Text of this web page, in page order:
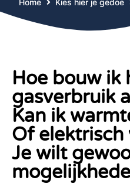
Hoe bouw ik
gasverbruik
Kan ik
Of elektrisch
Je wilt